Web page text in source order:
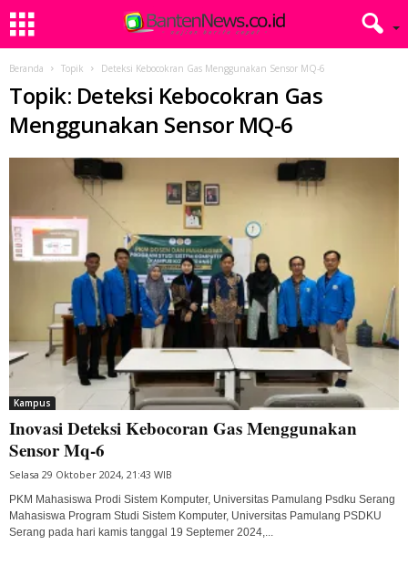
Beranda Topik Deteksi Kebocokran Gas Menggunakan Sensor MQ-6
Topik: Deteksi Kebocokran Gas
Menggunakan Sensor MQ-6
Kampus
Inovasi Deteksi Kebocoran Gas Menggunakan
Sensor Mq-6
Selasa 29 Oktober 2024, 21:43 WIB
PKM Mahasiswa Prodi Sistem Komputer, Universitas Pamulang Psdku Serang
Mahasiswa Program Studi Sistem Komputer, Universitas Pamulang PSDKU
Serang pada hari kamis tanggal 19 Septemer 2024,...